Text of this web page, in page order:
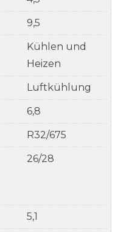
9,5
Kühlen und
Heizen
Luftkühlung
6,8
R32/675
26/28
5,1